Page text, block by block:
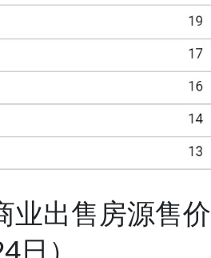
业出售房源售价
）